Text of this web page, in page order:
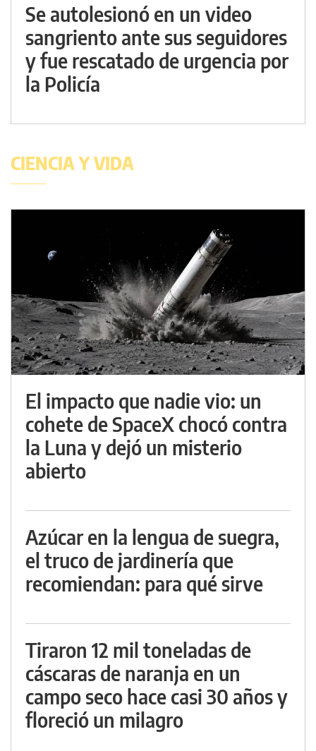
Se autolesionó en un video
sangriento ante sus seguidores
y fue rescatado de urgencia por
la Policía
CIENCIA Y VIDA
El impacto que nadie vio: un
cohete de SpaceX chocó contra
la Luna y dejó un misterio
abierto
Azúcar en la lengua de suegra,
el truco de jardinería que
recomiendan: para qué sirve
Tiraron 12 mil toneladas de
cáscaras de naranja en un
campo seco hace casi 30 años y
floreció un milagro